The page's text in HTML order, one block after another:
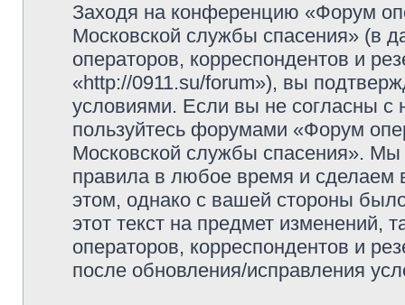
Заходя на конференцию «Форум
Московской службы спасения» (в
операторов, корреспондентов и
«http://0911.su/forum»), вы
условиями. Если вы не согласны с
пользуйтесь форумами «Форум
Московской службы спасения». Мы
правила в любое время и сделаем
этом, однако с вашей стороны
этот текст на предмет изменений,
операторов, корреспондентов и
после обновления/исправления